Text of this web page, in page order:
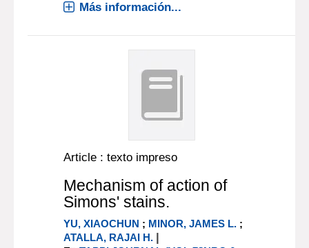
Más información...
Article : texto impreso
Mechanism of action of
Simons' stains.
YU, XIAOCHUN ; MINOR, JAMES L. ;
ATALLA, RAJAI H. |